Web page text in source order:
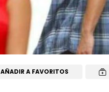
AÑADIR A FAVORITOS